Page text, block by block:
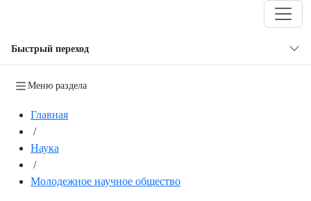
Быстрый переход
Меню раздела
Главная
/
Наука
/
Молодежное научное общество